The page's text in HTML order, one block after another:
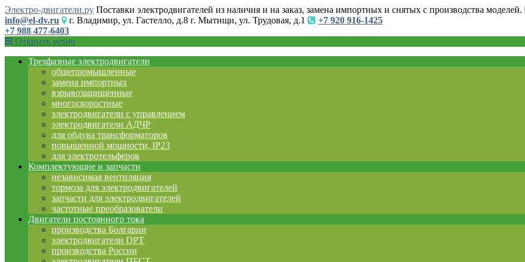
Электро-двигатели.ру Поставки электродвигателей из наличия и на заказ, замена импортных и снятых с производства моделей.
info@el-dv.ru
г. Владимир, ул. Гастелло, д.8 г. Мытищи, ул. Трудовая, д.1
+7 920 916-1425
+7 988 477-6403
Открыть меню
Трехфазные электродвигатели
общепромышленные
замена импортных
взрывозащищенные
многоскоростные
электродвигатели с управлением
электродвигатели АДЧР
для обдува трансформаторов
повышенной мощности, IP23
для электротельферов
Комплектующие и запчасти
независимая вентиляция
тормоза для электродвигателей
запчасти для электродвигателей
частотные преобразователи
Двигатели постоянного тока
производства Болгарии
электродвигатели DPT
производства России